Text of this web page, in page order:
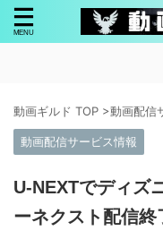
動画ギルド TOP >動画配信
動画配信サービス情報
U-NEXTでディズ
ーネクスト配信